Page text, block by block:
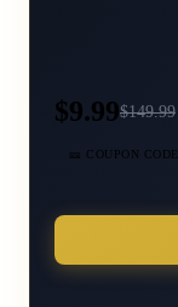
$9.99$149.99
🎫 COUPON CODE